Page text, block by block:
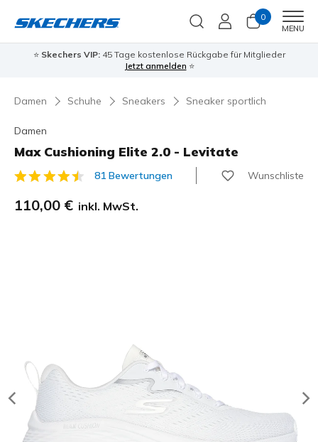
0
MENU
⭐ Skechers VIP:45 Tage kostenlose Rückgabe für Mitglieder
Jetzt anmelden ⭐
Damen Schuhe Sneakers Sneaker sportlich
Damen
Max Cushioning Elite 2.0 - Levitate
4,8 von 5 Kundenbewertungen
81 Bewertungen Wunschliste
110,00 € inkl. MwSt.